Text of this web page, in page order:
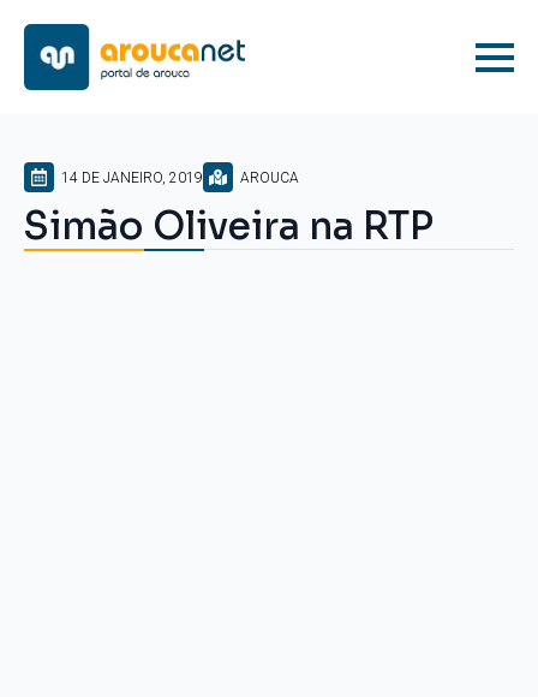
14 DE JANEIRO, 2019 AROUCA
Simão Oliveira na RTP